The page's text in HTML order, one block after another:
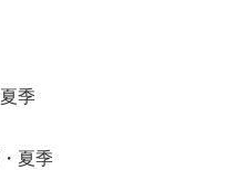
季
夏季